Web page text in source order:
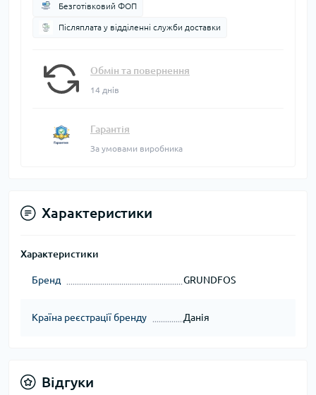
Безготівковий ФОП
Післяплата у відділенні служби доставки
Обмін та повернення
14 днів
Гарантія
За умовами виробника
Характеристики
Характеристики
Бренд GRUNDFOS
Країна реєстрації бренду Данія
Відгуки